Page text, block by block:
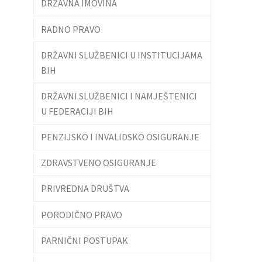
DRŽAVNA IMOVINA
RADNO PRAVO
DRŽAVNI SLUŽBENICI U INSTITUCIJAMA
BIH
DRŽAVNI SLUŽBENICI I NAMJEŠTENICI
U FEDERACIJI BIH
PENZIJSKO I INVALIDSKO OSIGURANJE
ZDRAVSTVENO OSIGURANJE
PRIVREDNA DRUŠTVA
PORODIČNO PRAVO
PARNIČNI POSTUPAK